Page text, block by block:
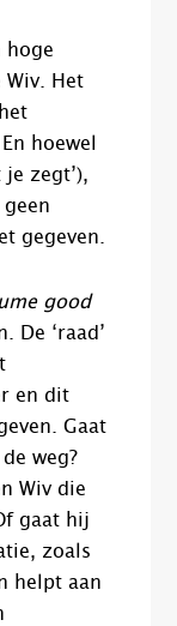
hoge
Wiv. Het
hoewel
zegt’),
gegeven.
good
De ‘raad’
en dit
Gaat
weg?
Wiv die
gaat hij
zoals
helpt aan